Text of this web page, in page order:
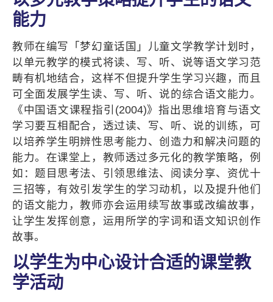
能力
教师在编写「梦幻童话国」儿童文学教学计划时，
以单元教学的模式将读、写、听、说等语文学习范
畴有机地结合，这样不但提升学生学习兴趣，而且
可全面发展学生读、写、听、说的综合语文能力。
《中国语文课程指引(2004)》指出思维培育与语文
学习要互相配合，透过读、写、听、说的训练，可
以培养学生明辨性思考能力、创造力和解决问题的
能力。在课堂上，教师透过多元化的教学策略，例
如：题目思考法、引领思维法、阅读分享、资优十
三招等，有效引发学生的学习动机，以及提升他们
的语文能力，教师亦会运用续写故事或改编故事，
让学生发挥创意，运用所学的字词和语文知识创作
故事。
以学生为中心设计合适的课堂教
学活动